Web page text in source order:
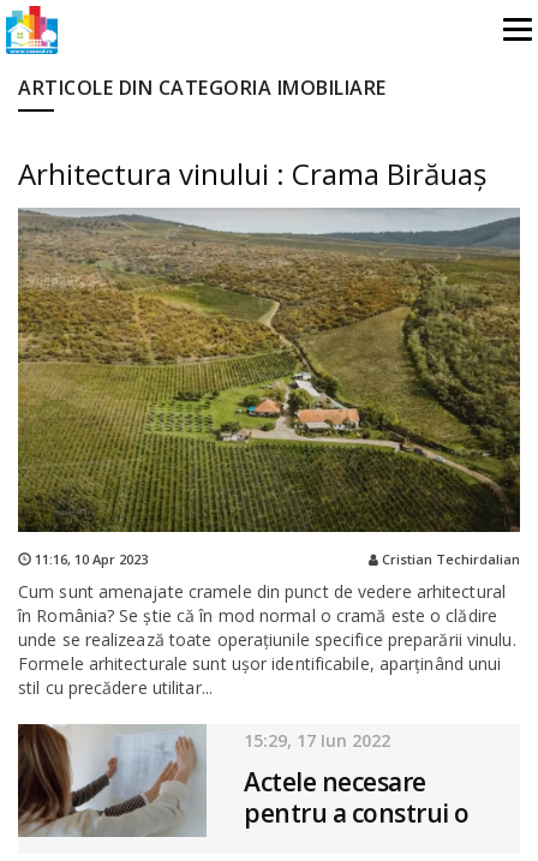
ARTICOLE DIN CATEGORIA IMOBILIARE
Arhitectura vinului : Crama Birăuaș
11:16, 10 Apr 2023 Cristian Techirdalian
Cum sunt amenajate cramele din punct de vedere arhitectural
în România? Se știe că în mod normal o cramă este o clădire
unde se realizează toate operațiunile specifice preparării vinulu.
Formele arhitecturale sunt ușor identificabile, aparținând unui
stil cu precădere utilitar...
15:29, 17 Iun 2022
Actele necesare
pentru a construi o